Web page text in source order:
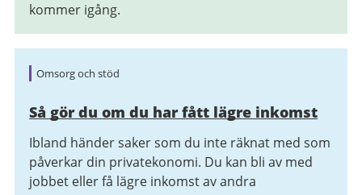
kommer igång.
Omsorg och stöd
Så gör du om du har fått lägre inkomst
Ibland händer saker som du inte räknat med som
påverkar din privatekonomi. Du kan bli av med
jobbet eller få lägre inkomst av andra